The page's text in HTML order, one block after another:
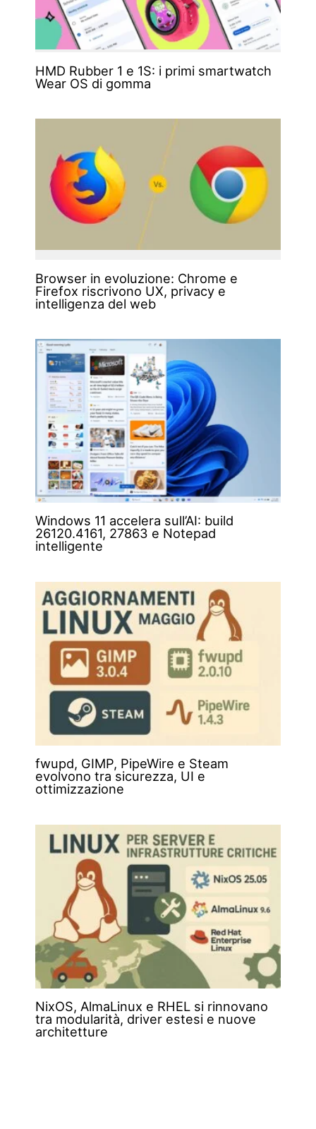
HMD Rubber 1 e 1S: i primi smartwatch
Wear OS di gomma
Browser in evoluzione: Chrome e
Firefox riscrivono UX, privacy e
intelligenza del web
Windows 11 accelera sull’AI: build
26120.4161, 27863 e Notepad
intelligente
fwupd, GIMP, PipeWire e Steam
evolvono tra sicurezza, UI e
ottimizzazione
NixOS, AlmaLinux e RHEL si rinnovano
tra modularità, driver estesi e nuove
architetture